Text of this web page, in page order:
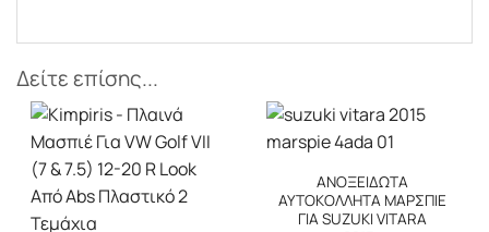
Δείτε επίσης...
ΑΝΟΞΕΙΔΩΤΑ
ΑΥΤΟΚΟΛΛΗΤΑ ΜΑΡΣΠΙΕ
ΓΙΑ SUZUKI VITARA